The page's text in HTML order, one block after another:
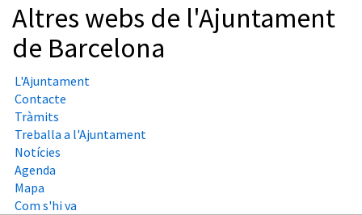
Altres webs de l'Ajuntament
de Barcelona
L'Ajuntament
Contacte
Tràmits
Treballa a l'Ajuntament
Notícies
Agenda
Mapa
Com s'hi va